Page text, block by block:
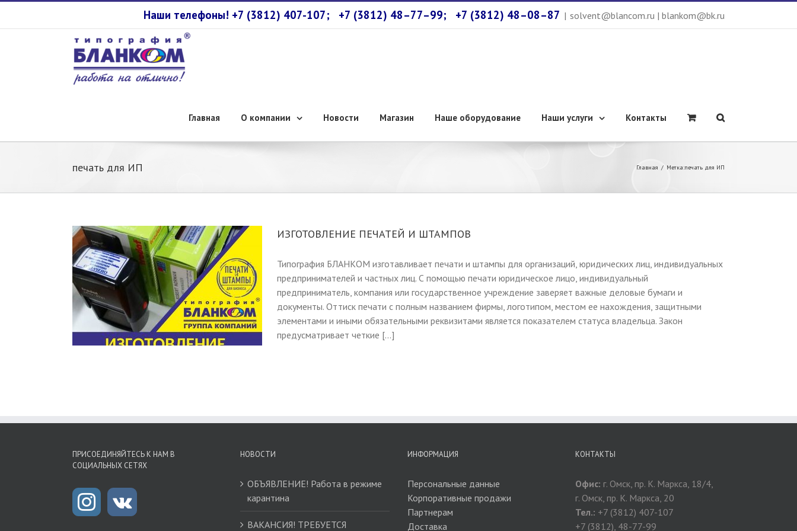
Наши телефоны! +7 (3812) 407-107; +7 (3812) 48–77–99; +7 (3812) 48–08–87 | solvent@blancom.ru | blankom@bk.ru
Главная О компании Новости Магазин Наше оборудование Наши услуги Контакты
печать для ИП Главная / Метка:печать для ИП
ИЗГОТОВЛЕНИЕ ПЕЧАТЕЙ И ШТАМПОВ
Типография БЛАНКОМ изготавливает печати и штампы для организаций, юридических лиц, индивидуальных
предпринимателей и частных лиц. С помощью печати юридическое лицо, индивидуальный
предприниматель, компания или государственное учреждение заверяет важные деловые бумаги и
документы. Оттиск печати с полным названием фирмы, логотипом, местом ее нахождения, защитными
элементами и иными обязательными реквизитами является показателем статуса владельца. Закон
предусматривает четкие [...]
ПРИСОЕДИНЯЙТЕСЬ К НАМ В
СОЦИАЛЬНЫХ СЕТЯХ
НОВОСТИ
ОБЪЯВЛЕНИЕ! Работа в режиме
карантина
ВАКАНСИЯ! ТРЕБУЕТСЯ
ИНФОРМАЦИЯ
Персональные данные
Корпоративные продажи
Партнерам
Доставка
КОНТАКТЫ
Офис: г. Омск, пр. К. Маркса, 18/4,
г. Омск, пр. К. Маркса, 20
Тел.: +7 (3812) 407-107
+7 (3812), 48-77-99